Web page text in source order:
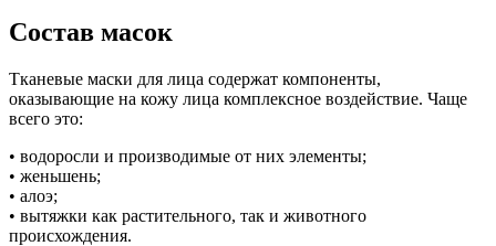
Состав масок
Тканевые маски для лица содержат компоненты,
оказывающие на кожу лица комплексное воздействие. Чаще
всего это:
• водоросли и производимые от них элементы;
• женьшень;
• алоэ;
• вытяжки как растительного, так и животного
происхождения.